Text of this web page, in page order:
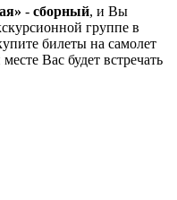
- сборный, и Вы
группе в
билеты на самолет
Вас будет встречать